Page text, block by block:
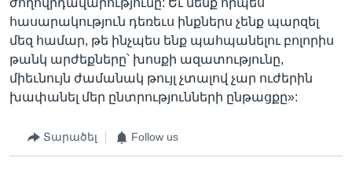
հասարակություն դեռեւս ինքներս չենք պարզել
մեզ համար, թե ինչպես ենք պահպանելու բոլորիս
թանկ արժեքները՝ խոսքի ազատությունը,
միեւնույն ժամանակ թույլ չտալով չար ուժերին
խափանել մեր ընտրությունների ընթացքը»:
Տարածել Follow us